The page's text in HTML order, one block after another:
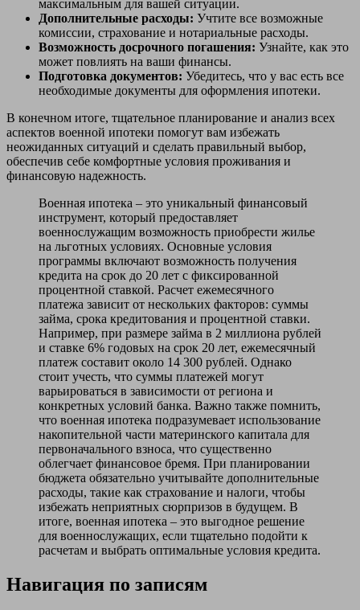
максимальным для вашей ситуации.
Дополнительные расходы: Учтите все возможные
комиссии, страхование и нотариальные расходы.
Возможность досрочного погашения: Узнайте, как это
может повлиять на ваши финансы.
Подготовка документов: Убедитесь, что у вас есть все
необходимые документы для оформления ипотеки.
В конечном итоге, тщательное планирование и анализ всех
аспектов военной ипотеки помогут вам избежать
неожиданных ситуаций и сделать правильный выбор,
обеспечив себе комфортные условия проживания и
финансовую надежность.
Военная ипотека – это уникальный финансовый
инструмент, который предоставляет
военнослужащим возможность приобрести жилье
на льготных условиях. Основные условия
программы включают возможность получения
кредита на срок до 20 лет с фиксированной
процентной ставкой. Расчет ежемесячного
платежа зависит от нескольких факторов: суммы
займа, срока кредитования и процентной ставки.
Например, при размере займа в 2 миллиона рублей
и ставке 6% годовых на срок 20 лет, ежемесячный
платеж составит около 14 300 рублей. Однако
стоит учесть, что суммы платежей могут
варьироваться в зависимости от региона и
конкретных условий банка. Важно также помнить,
что военная ипотека подразумевает использование
накопительной части материнского капитала для
первоначального взноса, что существенно
облегчает финансовое бремя. При планировании
бюджета обязательно учитывайте дополнительные
расходы, такие как страхование и налоги, чтобы
избежать неприятных сюрпризов в будущем. В
итоге, военная ипотека – это выгодное решение
для военнослужащих, если тщательно подойти к
расчетам и выбрать оптимальные условия кредита.
Навигация по записям